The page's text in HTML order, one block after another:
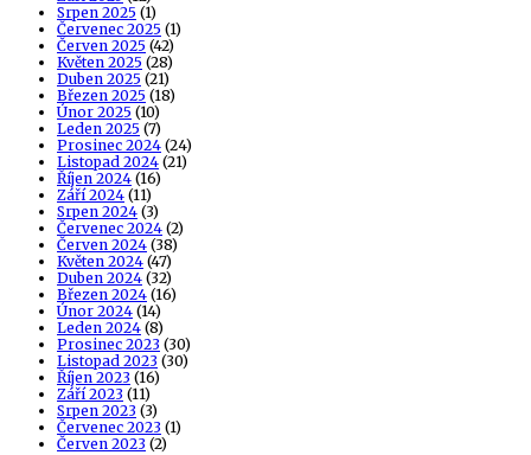
Srpen 2025 (1)
Červenec 2025 (1)
Červen 2025 (42)
Květen 2025 (28)
Duben 2025 (21)
Březen 2025 (18)
Únor 2025 (10)
Leden 2025 (7)
Prosinec 2024 (24)
Listopad 2024 (21)
Říjen 2024 (16)
Září 2024 (11)
Srpen 2024 (3)
Červenec 2024 (2)
Červen 2024 (38)
Květen 2024 (47)
Duben 2024 (32)
Březen 2024 (16)
Únor 2024 (14)
Leden 2024 (8)
Prosinec 2023 (30)
Listopad 2023 (30)
Říjen 2023 (16)
Září 2023 (11)
Srpen 2023 (3)
Červenec 2023 (1)
Červen 2023 (2)